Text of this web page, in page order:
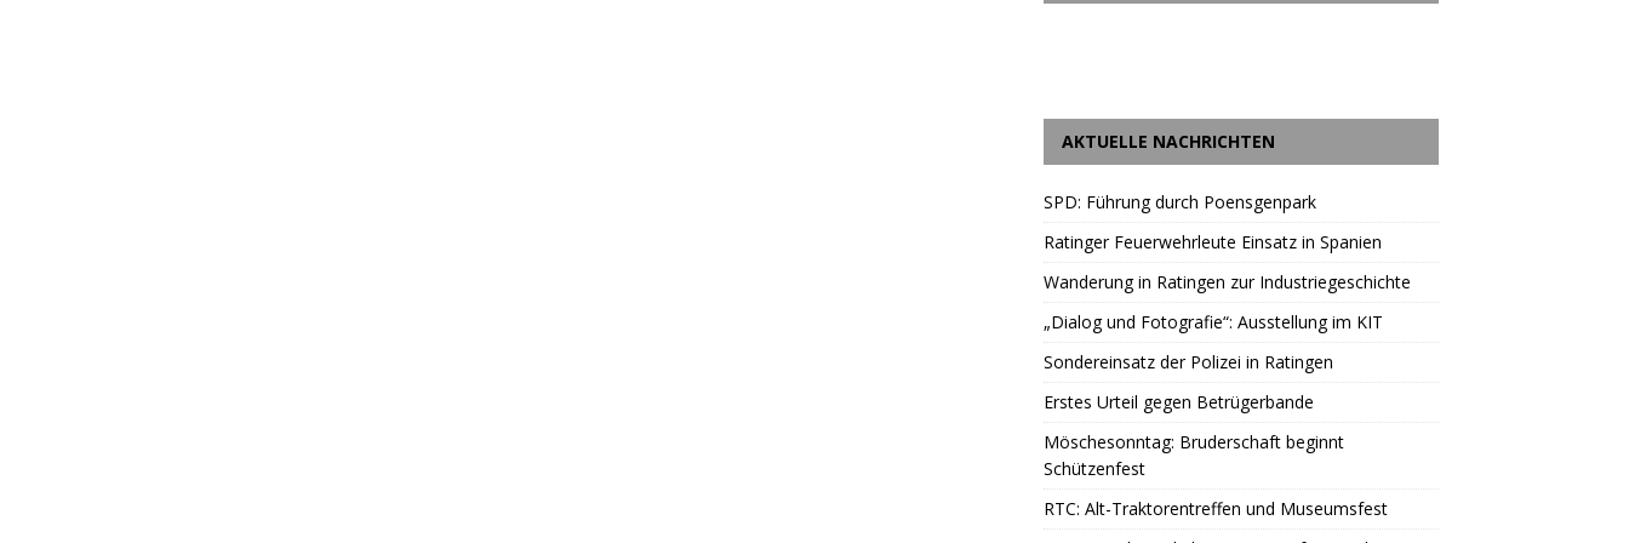
AKTUELLE NACHRICHTEN
SPD: Führung durch Poensgenpark
Ratinger Feuerwehrleute Einsatz in Spanien
Wanderung in Ratingen zur Industriegeschichte
„Dialog und Fotografie“: Ausstellung im KIT
Sondereinsatz der Polizei in Ratingen
Erstes Urteil gegen Betrügerbande
Möschesonntag: Bruderschaft beginnt
Schützenfest
RTC: Alt-Traktorentreffen und Museumsfest